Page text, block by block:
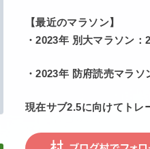
【最近のマラソン】
・2023年 別大マラソン：
・2023年 防府読売マラ
現在サブ2.5に向けてトレ